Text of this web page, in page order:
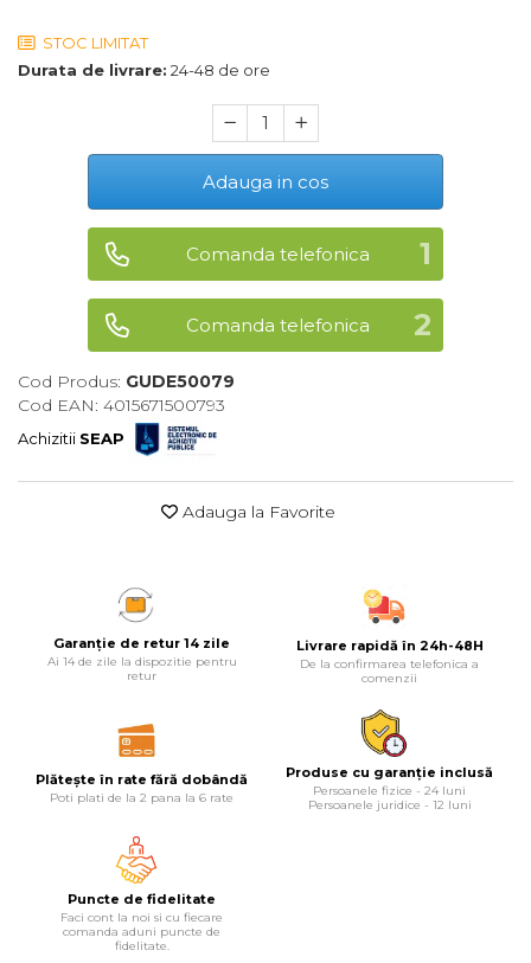
Accesorii
Cantare
Rafturi
Baterii & Acumulatori
Baterii AAA
Baterii AA
Corpuri de Iluminat
Lanterne
Iluminare Led
Echipamente Pentru Service-uri
Tester de Tensiune
Manometru
Antifurt Bicicleta
Densimetru
Accesorii Auto
Tester Baterie Auto
Presa Arc
STOC LIMITAT
Durata de livrare: 24-48 de ore
Adauga in cos
Comanda telefonica
Comanda telefonica
Cod Produs: GUDE50079
Cod EAN: 4015671500793
Achizitii SEAP
Adauga la Favorite
Garanție de retur 14 zile
Ai 14 de zile la dispozitie pentru
retur
Livrare rapidă în 24h-48H
De la confirmarea telefonica a
comenzii
Plătește în rate fără dobândă
Poti plati de la 2 pana la 6 rate
Produse cu garanție inclusă
Persoanele fizice - 24 luni
Persoanele juridice - 12 luni
Puncte de fidelitate
Faci cont la noi si cu fiecare
comanda aduni puncte de
fidelitate.